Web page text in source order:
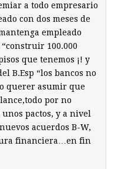
a todo empresario
con dos meses de
empleado
100.000
que tenemos ¡! y
B.Esp “los bancos no
querer asumir que
por no
pactos, y a nivel
acuerdos B-W,
financiera…en fin